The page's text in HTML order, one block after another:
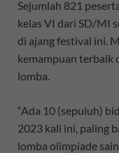
Sejumlah 821
kelas VI dari SD/MI
di ajang festival ini.
kemampuan terbaik
lomba.
“Ada 10 (sepuluh)
2023 kali ini, paling
lomba olimpiade